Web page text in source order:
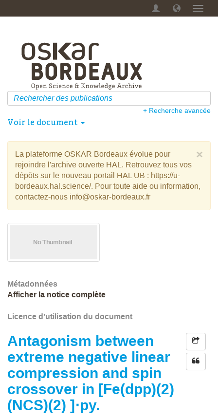
Menu
+ Recherche avancée
Voir le document
×
La plateforme OSKAR Bordeaux évolue pour
rejoindre l'archive ouverte HAL. Retrouvez tous vos
dépôts sur le nouveau portail HAL UB : https://u-
bordeaux.hal.science/. Pour toute aide ou information,
contactez-nous info@oskar-bordeaux.fr
Métadonnées
Afficher la notice complète
Licence d’utilisation du document
Antagonism between
extreme negative linear
compression and spin
crossover in [Fe(dpp)(2)
(NCS)(2) ]⋅py.